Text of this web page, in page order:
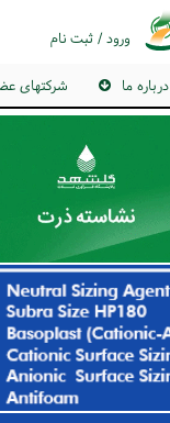
ورود / ثبت نام
درباره ما شرکتهای